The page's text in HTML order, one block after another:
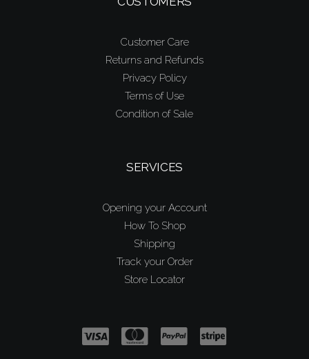
Customer Care
Returns and Refunds
Privacy Policy
Terms of Use
Condition of Sale
SERVICES
Opening your Account
How To Shop
Shipping
Track your Order
Store Locator